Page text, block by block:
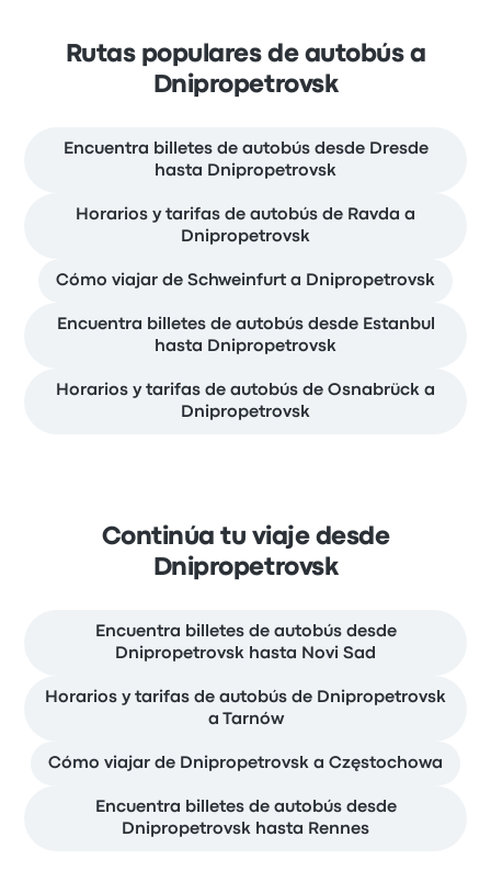
Rutas populares de autobús a
Dnipropetrovsk
Encuentra billetes de autobús desde Dresde
hasta Dnipropetrovsk
Horarios y tarifas de autobús de Ravda a
Dnipropetrovsk
Cómo viajar de Schweinfurt a Dnipropetrovsk
Encuentra billetes de autobús desde Estanbul
hasta Dnipropetrovsk
Horarios y tarifas de autobús de Osnabrück a
Dnipropetrovsk
Continúa tu viaje desde
Dnipropetrovsk
Encuentra billetes de autobús desde
Dnipropetrovsk hasta Novi Sad
Horarios y tarifas de autobús de Dnipropetrovsk
a Tarnów
Cómo viajar de Dnipropetrovsk a Częstochowa
Encuentra billetes de autobús desde
Dnipropetrovsk hasta Rennes